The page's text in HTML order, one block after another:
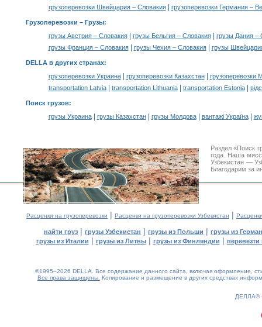
грузоперевозки Швейцария – Словакия| грузоперевозки Германия –
Грузоперевозки – Грузы:
грузы Австрия – Словакия| грузы Бельгия – Словакия|
грузы Дания –
грузы Франция – Словакия| грузы Чехия – Словакия| грузы
DELLA в других странах:
грузоперевозки Украина| грузоперевозки Казахстан|
грузоперевозки
transportation Latvia| transportation Lithuania| transportation Estonia|
Поиск грузов:
грузы Украина| грузы Казахстан| грузы Молдова| вантажі Україна|
Раздел «Поиск
года. Наша
Узбекистан —
Благодарим за
Расценки на грузоперевозки | Расценки на грузоперевозки Узбекистан |
найти груз | грузы Узбекистан | грузы из Польши | грузы из
грузы из Италии | грузы из Литвы| грузы из Финляндии | перевезти
©1995–2026 DELLA. Все содержание данного сайта, включая оформление,
Все права защищены. Копирование и размещение в других средствах